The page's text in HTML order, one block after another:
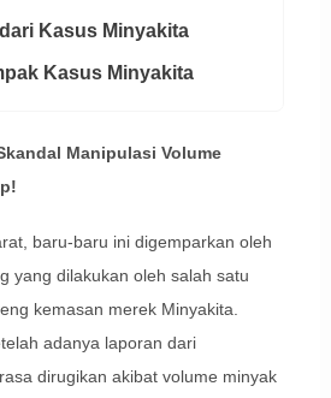
Kasus Minyakita
Kasus Minyakita
Manipulasi Volume
baru-baru ini digemparkan oleh
yang dilakukan oleh salah satu
kemasan merek Minyakita.
adanya laporan dari
dirugikan akibat volume minyak